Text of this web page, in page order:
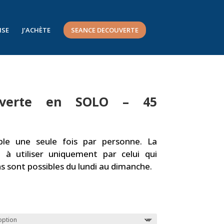
J’ACHÈTE SEANCE DECOUVERTE
en SOLO – 45
une seule fois par personne. La
à utiliser uniquement par celui qui
sont possibles du lundi au dimanche.